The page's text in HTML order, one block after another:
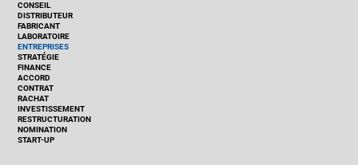
CONSEIL
DISTRIBUTEUR
FABRICANT
LABORATOIRE
ENTREPRISES
STRATÉGIE
FINANCE
ACCORD
CONTRAT
RACHAT
INVESTISSEMENT
RESTRUCTURATION
NOMINATION
START-UP